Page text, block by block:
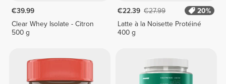
€39.99
Clear Whey Isolate - Citron
500 g
€22.39 €27.99
20%
Latte à la Noisette Protéiné
400 g